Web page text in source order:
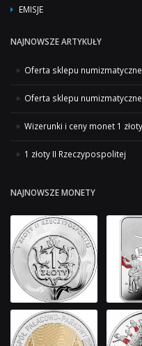
EMISJE
NAJNOWSZE ARTYKUŁY
Oferta sklepu
Oferta sklepu
Wizerunki i ceny monet 1
1 złoty II Rzeczypospolitej
NAJNOWSZE MONETY